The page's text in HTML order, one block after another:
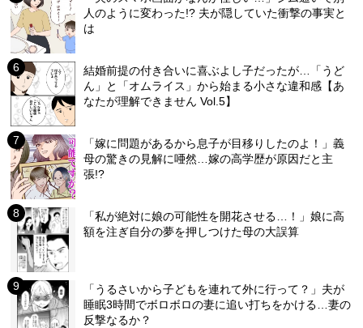
人のように変わった!? 夫が隠していた衝撃の事実と
は
結婚前提の付き合いに喜ぶよし子だったが…「うど
ん」と「オムライス」から始まる小さな違和感【あ
なたが理解できません Vol.5】
「嫁に問題があるから息子が目移りしたのよ！」義
母の驚きの見解に唖然…嫁の高学歴が原因だと主
張!?
「私が絶対に娘の可能性を開花させる…！」娘に高
額を注ぎ自分の夢を押しつけた母の大誤算
「うるさいから子どもを連れて外に行って？」夫が
睡眠3時間でボロボロの妻に追い打ちをかける…妻の
反撃なるか？